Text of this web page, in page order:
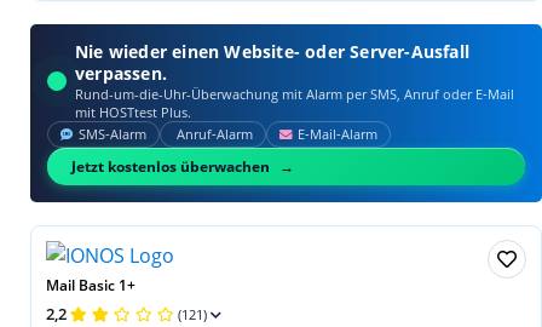
Nie wieder einen Website- oder Server-Ausfall
verpassen.
Rund-um-die-Uhr-Überwachung mit Alarm per SMS, Anruf oder E‑Mail
mit HOSTtest Plus.
SMS‑Alarm Anruf‑Alarm E‑Mail‑Alarm
Jetzt kostenlos überwachen
Mail Basic 1+
2,2 (121)